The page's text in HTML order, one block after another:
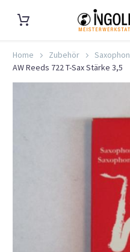
Home Zubehör Saxophon
AW Reeds 722 T-Sax Stärke 3,5